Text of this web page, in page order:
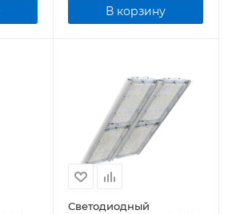
В корзину
Светодиодный